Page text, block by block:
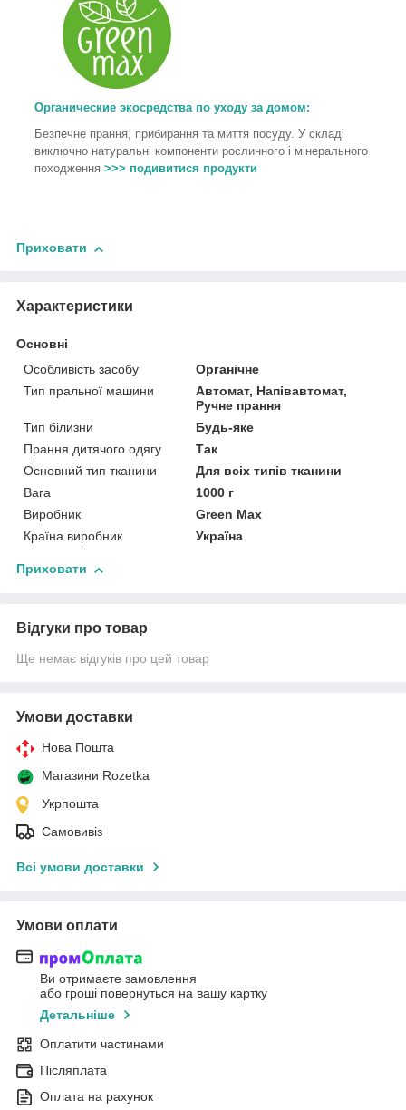
Органические экосредства по уходу за домом:
Безпечне прання, прибирання та миття посуду. У складі
виключно натуральні компоненти рослинного і мінерального
походження >>> подивитися продукти
Приховати
Характеристики
Основні
Особливість засобу
Органічне
Тип пральної машини
Автомат, Напівавтомат,
Ручне прання
Тип білизни
Будь-яке
Прання дитячого одягу
Так
Основний тип тканини
Для всіх типів тканини
Вага
1000 г
Виробник
Green Max
Країна виробник
Україна
Приховати
Відгуки про товар
Ще немає відгуків про цей товар
Умови доставки
Нова Пошта
Магазини Rozetka
Укрпошта
Самовивіз
Всі умови доставки
Умови оплати
Ви отримаєте замовлення
або гроші повернуться на вашу картку
Детальніше
Оплатити частинами
Післяплата
Оплата на рахунок